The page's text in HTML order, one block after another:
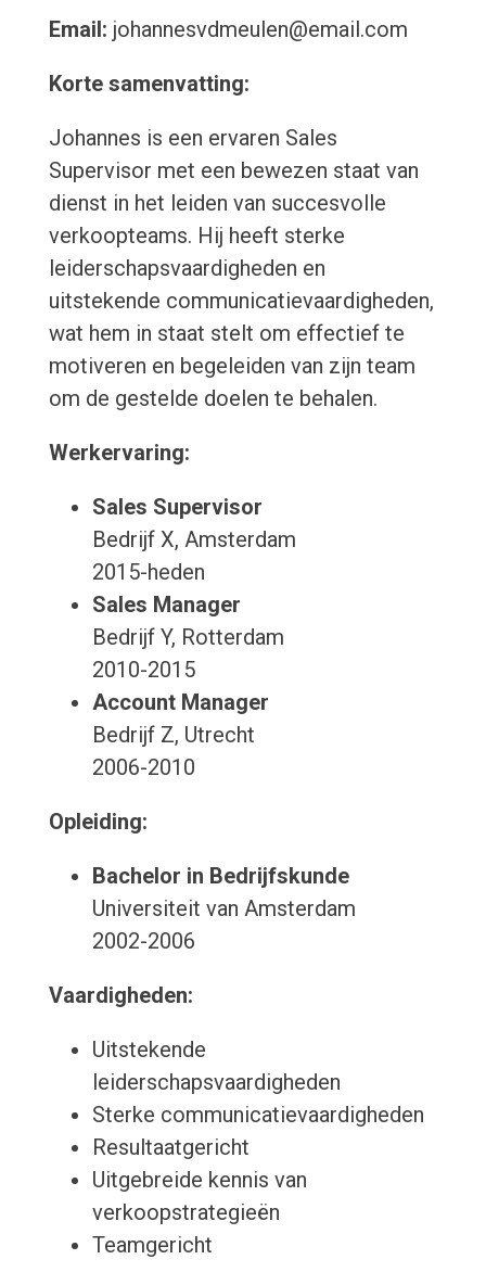
Email: johannesvdmeulen@email.com
Korte samenvatting:
Johannes is een ervaren Sales
Supervisor met een bewezen staat van
dienst in het leiden van succesvolle
verkoopteams. Hij heeft sterke
leiderschapsvaardigheden en
uitstekende communicatievaardigheden,
wat hem in staat stelt om effectief te
motiveren en begeleiden van zijn team
om de gestelde doelen te behalen.
Werkervaring:
Sales Supervisor
Bedrijf X, Amsterdam
2015-heden
Sales Manager
Bedrijf Y, Rotterdam
2010-2015
Account Manager
Bedrijf Z, Utrecht
2006-2010
Opleiding:
Bachelor in Bedrijfskunde
Universiteit van Amsterdam
2002-2006
Vaardigheden:
Uitstekende
leiderschapsvaardigheden
Sterke communicatievaardigheden
Resultaatgericht
Uitgebreide kennis van
verkoopstrategieën
Teamgericht